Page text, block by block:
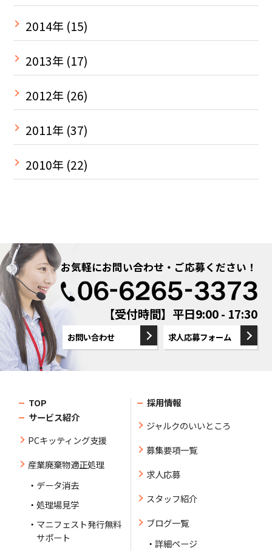
2014年 (15)
2013年 (17)
2012年 (26)
2011年 (37)
2010年 (22)
お気軽にお問い合わせ・ご応募ください！
【受付時間】平日9:00 - 17:30
お問い合わせ 求人応募フォーム
TOP
サービス紹介
PCキッティング支援
産業廃棄物適正処理
データ消去
処理場見学
マニフェスト発行無料
サポート
採用情報
ジャルクのいいところ
募集要項一覧
求人応募
スタッフ紹介
ブログ一覧
詳細ページ